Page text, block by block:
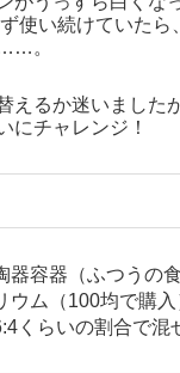
使い続けていた
。
えるか迷いました
にチャレンジ！
器容器（ふつうの食
ウム（100均で購入
くらいの割合で混